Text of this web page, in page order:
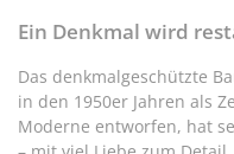
Ein Denkmal wird
Das denkmalgeschützte
in den 1950er Jahren als
Moderne entworfen, hat